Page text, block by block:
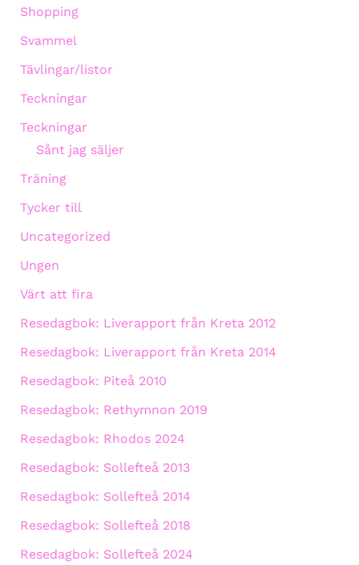
Shopping
Svammel
Tävlingar/listor
Teckningar
Teckningar
Sånt jag säljer
Träning
Tycker till
Uncategorized
Ungen
Värt att fira
Resedagbok: Liverapport från Kreta 2012
Resedagbok: Liverapport från Kreta 2014
Resedagbok: Piteå 2010
Resedagbok: Rethymnon 2019
Resedagbok: Rhodos 2024
Resedagbok: Sollefteå 2013
Resedagbok: Sollefteå 2014
Resedagbok: Sollefteå 2018
Resedagbok: Sollefteå 2024